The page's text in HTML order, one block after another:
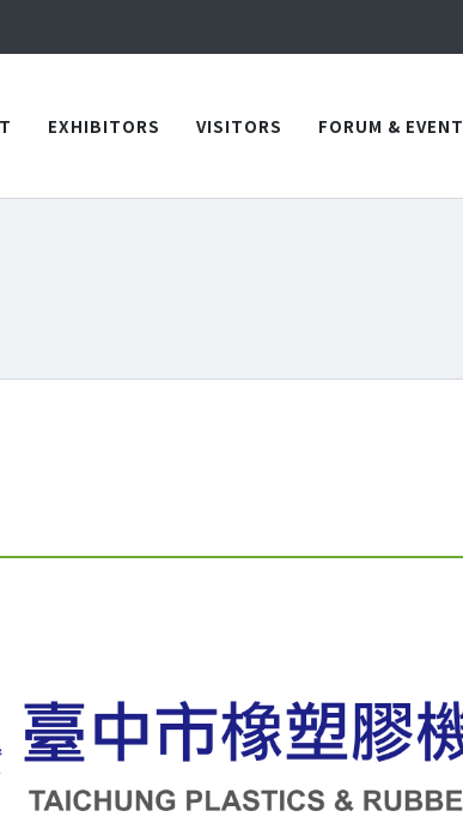
EXHIBITORS VISITORS FORUM & EVENT